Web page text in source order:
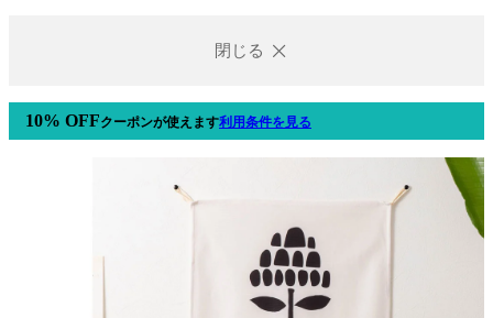
閉じる
10% OFFクーポンが使えます利用条件を見る